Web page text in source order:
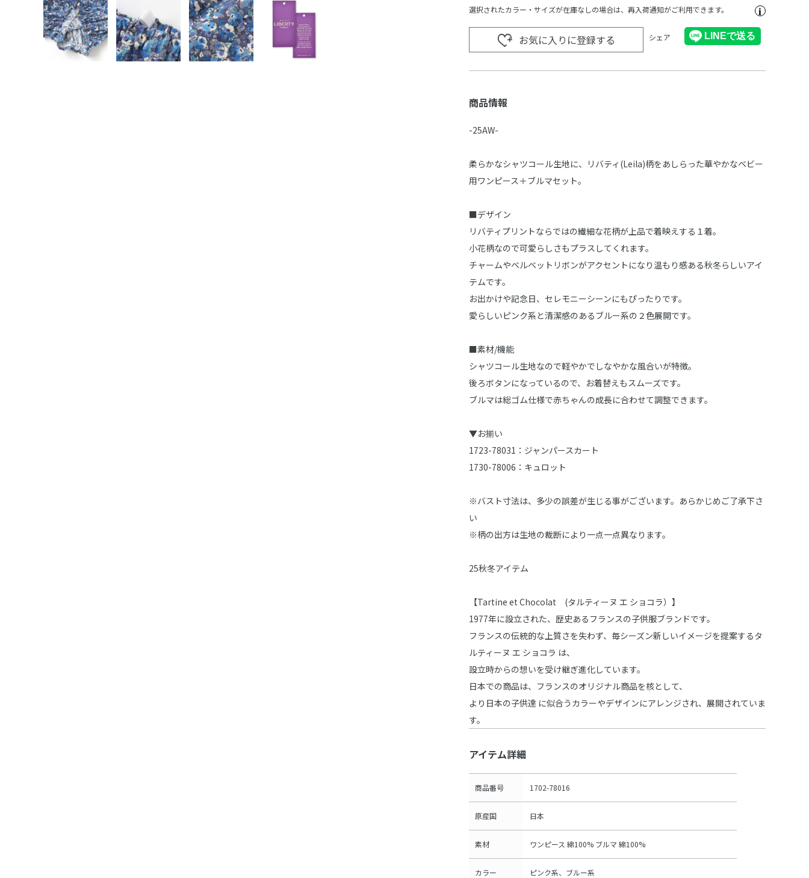
選択されたカラー・サイズが在庫なしの場合は、再入荷通知がご利用できます。
お気に入りに登録する シェア
商品情報
-25AW-
柔らかなシャツコール生地に、リバティ(Leila)柄をあしらった華やかなベビー
用ワンピース＋ブルマセット。
■デザイン
リバティプリントならではの繊細な花柄が上品で着映えする１着。
小花柄なので可愛らしさもプラスしてくれます。
チャームやベルベットリボンがアクセントになり温もり感ある秋冬らしいアイ
テムです。
お出かけや記念日、セレモニーシーンにもぴったりです。
愛らしいピンク系と清潔感のあるブルー系の２色展開です。
■素材/機能
シャツコール生地なので軽やかでしなやかな風合いが特徴。
後ろボタンになっているので、お着替えもスムーズです。
ブルマは総ゴム仕様で赤ちゃんの成長に合わせて調整できます。
▼お揃い
1723-78031：ジャンパースカート
1730-78006：キュロット
※バスト寸法は、多少の誤差が生じる事がございます。あらかじめご了承下さ
い
※柄の出方は生地の裁断により一点一点異なります。
25秋冬アイテム
【Tartine et Chocolat (タルティーヌ エ ショコラ）】
1977年に設立された、歴史あるフランスの子供服ブランドです。
フランスの伝統的な上質さを失わず、毎シーズン新しいイメージを提案するタ
ルティーヌ エ ショコラ は、
設立時からの想いを受け継ぎ進化しています。
日本での商品は、フランスのオリジナル商品を核として、
より日本の子供達 に似合うカラーやデザインにアレンジされ、展開されていま
す。
アイテム詳細
商品番号 1702-78016
原産国 日本
素材 ワンピース 綿100% ブルマ 綿100%
カラー ピンク系、ブルー系